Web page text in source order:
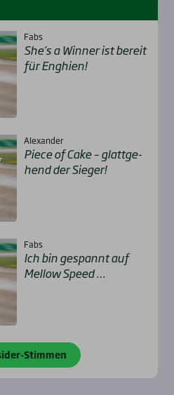
Fabs
She’s a Win­ner ist bereit
für Eng­hien!
Alexander
Pie­ce of Cake – glatt­ge­
hend der Sie­ger!
Fabs
Ich bin gespannt auf
Mel­low Speed …
Stimmen